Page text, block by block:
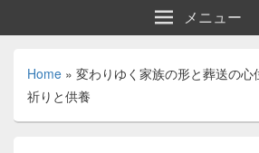
メニュー
Home » 変わりゆく家族の形と葬送の
祈りと供養